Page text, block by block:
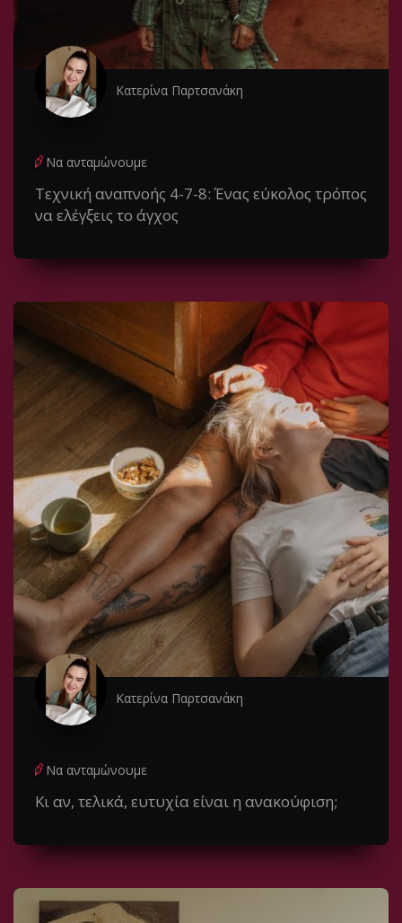
Κατερίνα Παρτσανάκη
Να ανταμώνουμε
Τεχνική αναπνοής 4-7-8: Ένας εύκολος τρόπος
να ελέγξεις το άγχος
Κατερίνα Παρτσανάκη
Να ανταμώνουμε
Κι αν, τελικά, ευτυχία είναι η ανακούφιση;